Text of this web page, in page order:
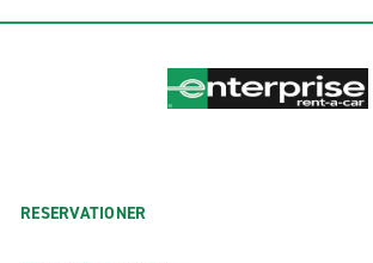
RESERVATIONER